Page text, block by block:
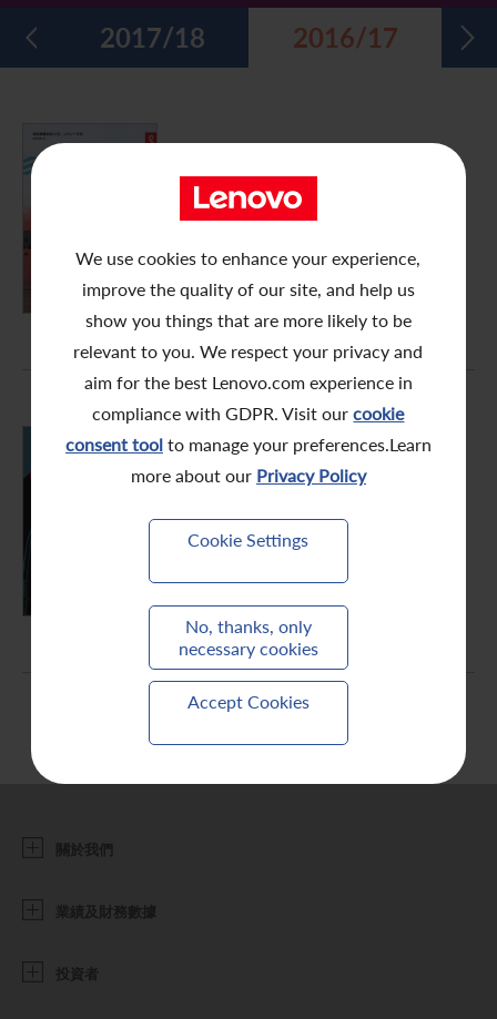
We use cookies to enhance your experience,
improve the quality of our site, and help us
show you things that are more likely to be
relevant to you. We respect your privacy and
aim for the best Lenovo.com experience in
compliance with GDPR. Visit ourcookie
consent toolto manage your preferences.Learn
more about our Privacy Policy
Cookie Settings
No, thanks, only
necessary cookies
Accept Cookies
五年財務摘要
過去投資者活動
股息資料
股東結構
獎項與嘉許
股東通訊政策
月報表/翌日披露報表
致非登記股東函件
網上股東大會操作指引
股份購回報告 (於二零零八年七月四日或之前)
公告 (補發已遺失的股份證明書)
股東權利
環境、社會及管治報告
聯合國可持續發展目標
多媒體資料庫2017/18 2016/17
年報
PDF (7.93 MB)
FY2016/17
關於我們
業績及財務數據
投資者